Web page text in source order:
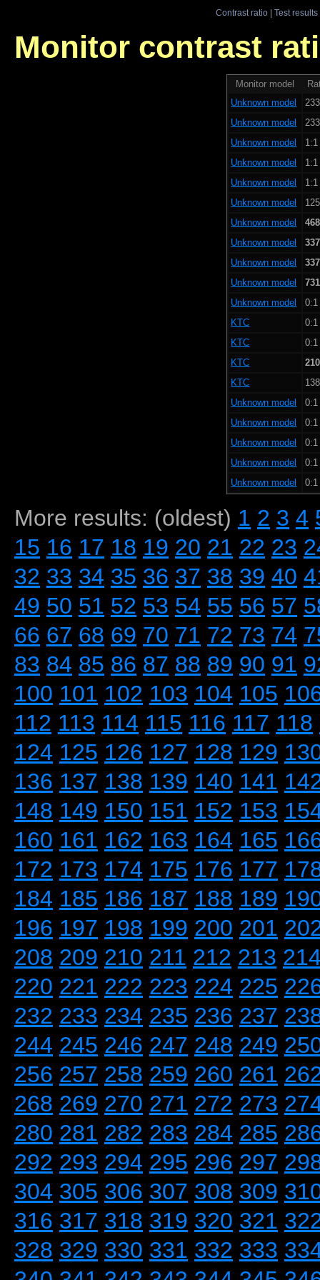
Contrast ratio| Test results
Monitor contrast
Monitor model
Unknown model
Unknown model
Unknown model
1:1
Unknown model
1:1
Unknown model
1:1
Unknown model
Unknown model
Unknown model
Unknown model
Unknown model
Unknown model
0:1
KTC
0:1
KTC
0:1
KTC
KTC
Unknown model
0:1
Unknown model
0:1
Unknown model
0:1
Unknown model
0:1
Unknown model
0:1
More results: (oldest) 1 2 3 4
15 16 17 18 19 20 21 22 23
32 33 34 35 36 37 38 39 40
49 50 51 52 53 54 55 56 57
66 67 68 69 70 71 72 73 74
83 84 85 86 87 88 89 90 91
100 101 102 103 104 105
112 113 114 115 116 117 118
124 125 126 127 128 129
136 137 138 139 140 141
148 149 150 151 152 153
160 161 162 163 164 165
172 173 174 175 176 177
184 185 186 187 188 189
196 197 198 199 200 201
208 209 210 211 212 213
220 221 222 223 224 225
232 233 234 235 236 237
244 245 246 247 248 249
256 257 258 259 260 261
268 269 270 271 272 273
280 281 282 283 284 285
292 293 294 295 296 297
304 305 306 307 308 309
316 317 318 319 320 321
328 329 330 331 332 333